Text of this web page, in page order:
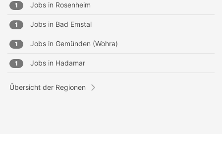
1 Jobs in Rosenheim
1 Jobs in Bad Emstal
1 Jobs in Gemünden (Wohra)
1 Jobs in Hadamar
Übersicht der Regionen